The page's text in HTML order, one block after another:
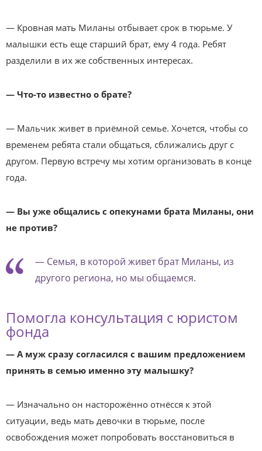
— Кровная мать Миланы отбывает срок в тюрьме. У
малышки есть еще старший брат, ему 4 года. Ребят
разделили в их же собственных интересах.
— Что-то известно о брате?
— Мальчик живет в приёмной семье. Хочется, чтобы со
временем ребята стали общаться, сближались друг с
другом. Первую встречу мы хотим организовать в конце
года.
— Вы уже общались с опекунами брата Миланы, они
не против?
— Семья, в которой живет брат Миланы, из
другого региона, но мы общаемся.
Помогла консультация с юристом
фонда
— А муж сразу согласился с вашим предложением
принять в семью именно эту малышку?
— Изначально он насторожённо отнёсся к этой
ситуации, ведь мать девочки в тюрьме, после
освобождения может попробовать восстановиться в